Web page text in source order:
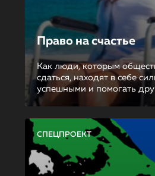
Право на счастье
Как люди, которым
сдаться, находят в себе
успешными и помогать
СПЕЦПРОЕКТ